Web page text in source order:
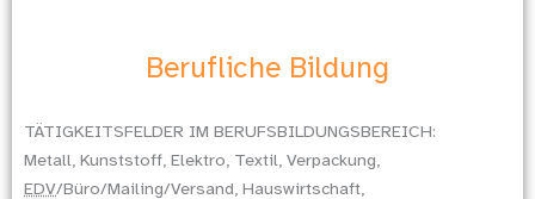
Berufliche Bildung
TÄTIGKEITSFELDER IM BERUFSBILDUNGSBEREICH:
Metall, Kunststoff, Elektro, Textil, Verpackung,
EDV/Büro/Mailing/Versand, Hauswirtschaft,